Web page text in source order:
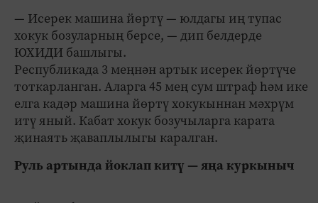
— Исерек машина йөртү — юлдагы иң тупас
хокук бозуларның берсе, — дип белдерде
ЮХИДИ башлыгы.
Республикада 3 меңнән артык исерек йөртүче
тоткарланган. Аларга 45 мең сум штраф һәм ике
елга кадәр машина йөртү хокукыннан мәхрүм
итү яный. Кабат хокук бозучыларга карата
җинаять җаваплылыгы каралган.
Руль артында йоклап китү — яңа куркыныч